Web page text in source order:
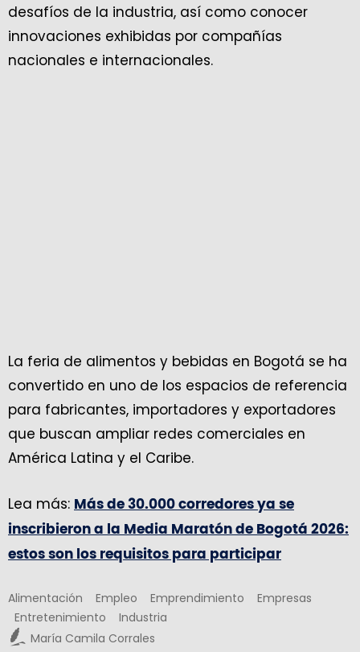
desafíos de la industria, así como conocer
innovaciones exhibidas por compañías
nacionales e internacionales.
La feria de alimentos y bebidas en Bogotá se ha
convertido en uno de los espacios de referencia
para fabricantes, importadores y exportadores
que buscan ampliar redes comerciales en
América Latina y el Caribe.
Lea más: Más de 30.000 corredores ya se
inscribieron a la Media Maratón de Bogotá 2026:
estos son los requisitos para participar
Alimentación Empleo Emprendimiento
Empresas
Entretenimiento
Industria
María Camila Corrales